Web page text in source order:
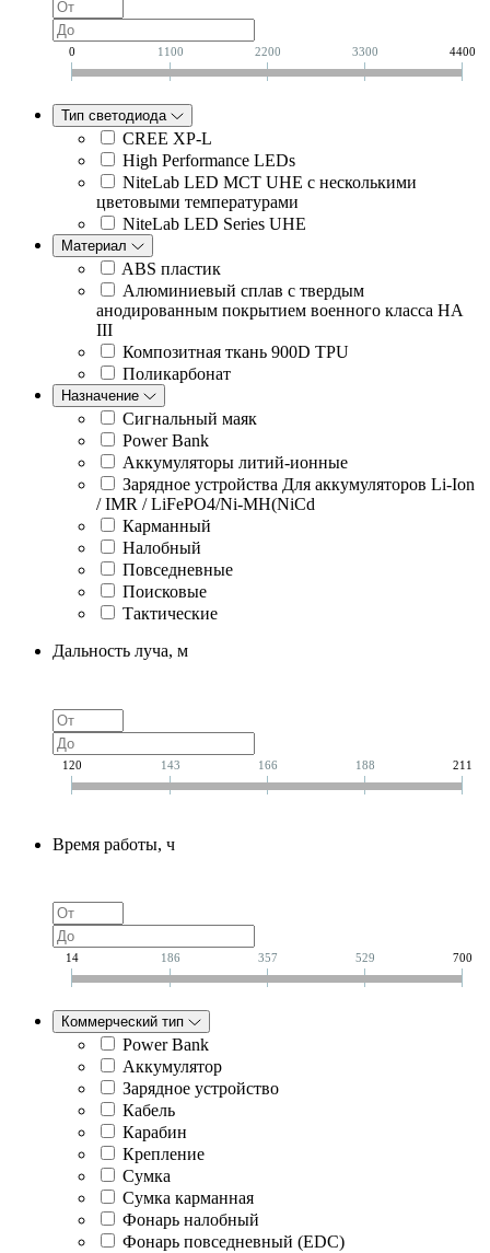
0 1100 2200 3300 4400
Тип светодиода
CREE XP-L
High Performance LEDs
NiteLab LED MCT UHE с несколькими
цветовыми температурами
NiteLab LED Series UHE
Материал
ABS пластик
Алюминиевый сплав с твердым
анодированным покрытием военного класса HA
III
Композитная ткань 900D TPU
Поликарбонат
Назначение
Cигнальный маяк
Power Bank
Аккумуляторы литий-ионные
Зарядное устройства Для аккумуляторов Li-Ion
/ IMR / LiFePO4/Ni-MH(NiCd
Карманный
Налобный
Повседневные
Поисковые
Тактические
Дальность луча, м
120 143 166 188 211
Время работы, ч
14 186 357 529 700
Коммерческий тип
Power Bank
Аккумулятор
Зарядное устройство
Кабель
Карабин
Крепление
Сумка
Сумка карманная
Фонарь налобный
Фонарь повседневный (EDC)